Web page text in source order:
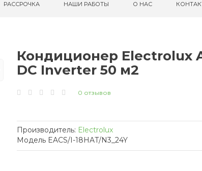
РАССРОЧКА НАШИ РАБОТЫ О НАС
Кондиционер Electrolux
DC Inverter 50 м2
0 отзывов
Производитель: Electrolux
Модель EACS/I-18HAT/N3_24Y